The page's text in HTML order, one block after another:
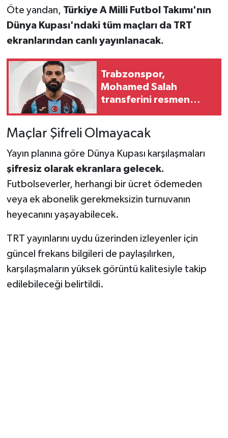
Öte yandan, Türkiye A Milli Futbol Takımı'nın
Dünya Kupası'ndaki tüm maçları da TRT
ekranlarından canlı yayınlanacak.
Trabzonspor,
Mohamed Salah
transferini resmen
Maçlar Şifreli Olmayacak
Yayın planına göre Dünya Kupası karşılaşmaları
şifresiz olarak ekranlara gelecek.
Futbolseverler, herhangi bir ücret ödemeden
veya ek abonelik gerekmeksizin turnuvanın
heyecanını yaşayabilecek.
TRT yayınlarını uydu üzerinden izleyenler için
güncel frekans bilgileri de paylaşılırken,
karşılaşmaların yüksek görüntü kalitesiyle takip
edilebileceği belirtildi.